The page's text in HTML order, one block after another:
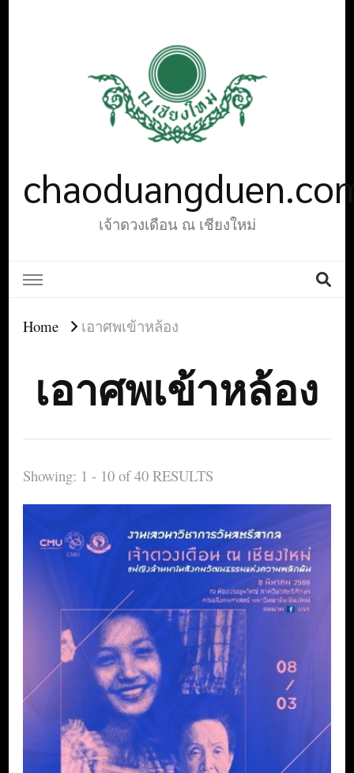
เจ้าดวงเดือน ณ เชียงใหม่
Home เอาศพเข้าหล้อง
เอาศพเข้าหล้อง
Showing: 1 - 10 of 40 RESULTS